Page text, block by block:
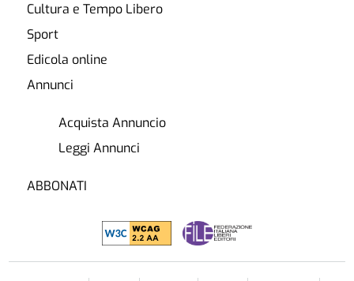
Cultura e Tempo Libero
Sport
Edicola online
Annunci
Acquista Annuncio
Leggi Annunci
ABBONATI